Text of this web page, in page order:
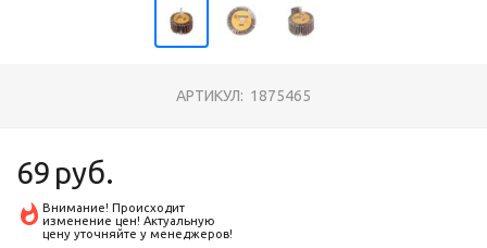
АРТИКУЛ: 1875465
69 руб.
Внимание! Происходит
изменение цен! Актуальную
цену уточняйте у менеджеров!